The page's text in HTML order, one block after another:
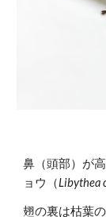
鼻（頭部）が
ョウ（Libythea
翅の裏は枯葉